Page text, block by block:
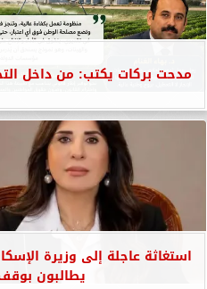
مدحت بركات يكتب: من داخل
استغاثة عاجلة إلى وزيرة
يطالبون